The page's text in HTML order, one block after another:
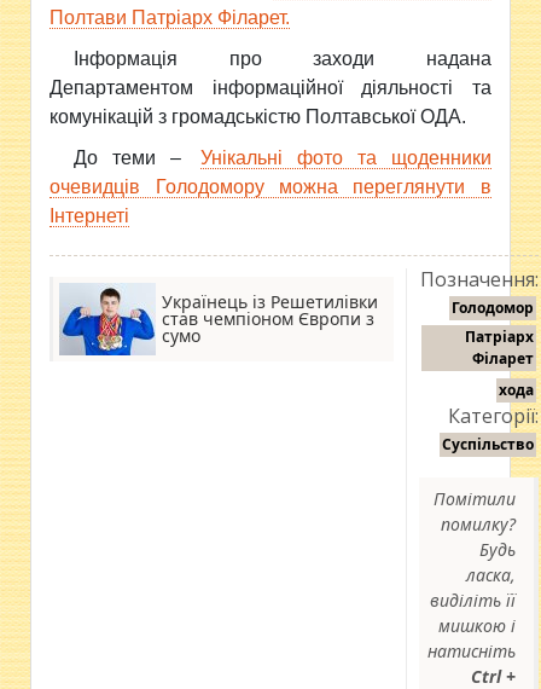
Полтави Патріарх Філарет.
Інформація про заходи надана
Департаментом інформаційної діяльності та
комунікацій з громадськістю Полтавської ОДА.
До теми –
Унікальні фото та щоденники
очевидців Голодомору можна переглянути в
Інтернеті
Українець із Решетилівки
став чемпіоном Європи з
сумо
Позначення:
Голодомор
Патріарх
Філарет
хода
Категорії:
Суспільство
Помітили
помилку?
Будь
ласка,
виділіть її
мишкою і
натисніть
Ctrl +